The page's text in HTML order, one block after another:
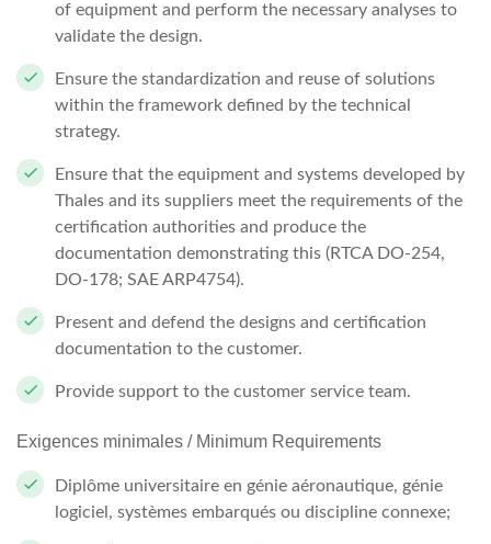
of equipment and perform the necessary analyses to
validate the design.
Ensure the standardization and reuse of solutions
within the framework defined by the technical
strategy.
Ensure that the equipment and systems developed by
Thales and its suppliers meet the requirements of the
certification authorities and produce the
documentation demonstrating this (RTCA DO-254,
DO-178; SAE ARP4754).
Present and defend the designs and certification
documentation to the customer.
Provide support to the customer service team.
Exigences minimales / Minimum Requirements
Diplôme universitaire en génie aéronautique, génie
logiciel, systèmes embarqués ou discipline connexe;